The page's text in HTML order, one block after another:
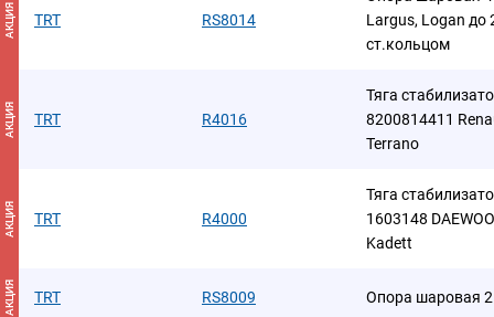
АКЦИЯ TRT RS8014
Largus, Logan до
ст.кольцом
АКЦИЯ TRT R4016
Тяга
8200814411
Terrano
АКЦИЯ TRT R4000
Тяга
1603148
Kadett
АКЦИЯ TRT RS8009 Опора шаровая